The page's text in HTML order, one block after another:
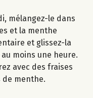
mélangez-le dans
et la menthe
et glissez-la
moins une heure.
avec des fraises
menthe.